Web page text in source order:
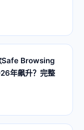
Safe Browsing
年飙升？完整